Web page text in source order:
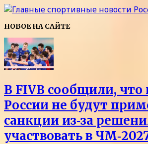
НОВОЕ НА САЙТЕ
В FIVB сообщили, что
России не будут
санкции из‑за
участвовать в